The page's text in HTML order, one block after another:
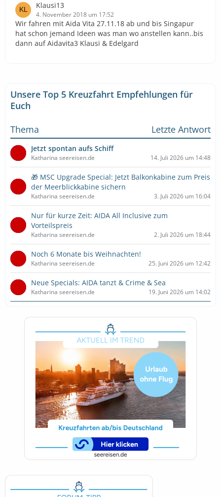
Klausi13
4. November 2018 um 17:52
Wir fahren mit Aida Vita 27.11.18 ab und bis Singapur
hat schon jemand Ideen was man wo anstellen kann..bis
dann auf Aidavita3 Klausi & Edelgard
Unsere Top 5 Kreuzfahrt Empfehlungen für
Euch
Thema
Letzte Antwort
Jetzt spontan aufs Schiff
Katharina seereisen.de 14. Juli 2026 um 14:48
🎁 MSC Upgrade Special: Jetzt Balkonkabine zum Preis
der Meerblickkabine sichern
Katharina seereisen.de 3. Juli 2026 um 16:04
Nur für kurze Zeit: AIDA All Inclusive zum
Vorteilspreis
Katharina seereisen.de 2. Juli 2026 um 18:44
Noch 6 Monate bis Weihnachten!
Katharina seereisen.de 25. Juni 2026 um 12:42
Neue Specials: AIDA tanzt & Crime & Sea
Katharina seereisen.de 19. Juni 2026 um 14:02